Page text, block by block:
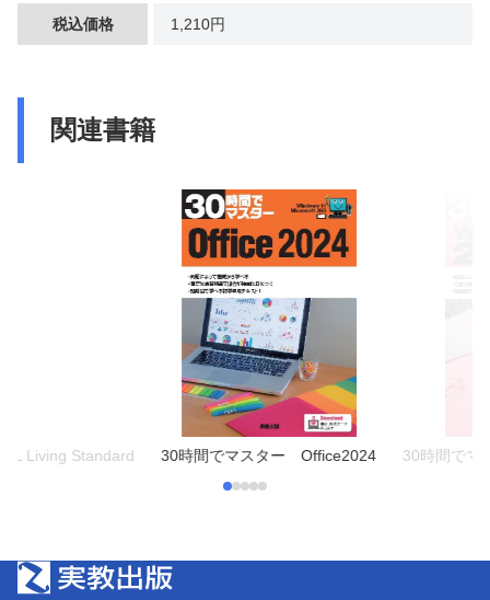
税込価格 1,210円
関連書籍
Living Standard 30時間でマスター Office2024 30時間でマ